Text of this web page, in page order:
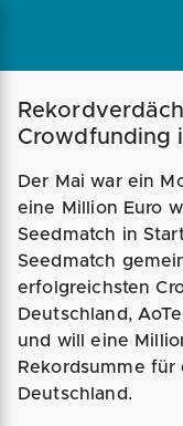
Crowdfunding
Der Mai war ein
eine Million Euro
Seedmatch in
Seedmatch
erfolgreichsten
Deutschland,
und will eine
Rekordsumme
Deutschland.